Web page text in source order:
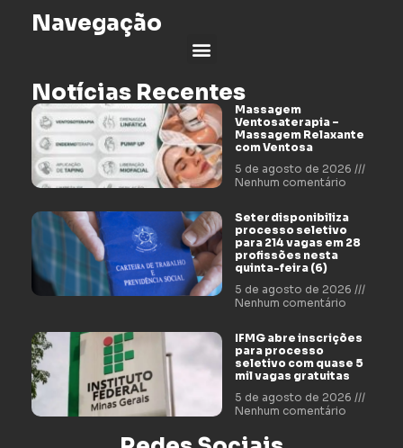
Navegação
Notícias Recentes
Massagem
Ventosaterapia –
Massagem Relaxante
com Ventosa
5 de agosto de 2026
Nenhum comentário
Seter disponibiliza
processo seletivo
para 214 vagas em 28
profissões nesta
quinta-feira (6)
5 de agosto de 2026
Nenhum comentário
IFMG abre inscrições
para processo
seletivo com quase 5
mil vagas gratuitas
5 de agosto de 2026
Nenhum comentário